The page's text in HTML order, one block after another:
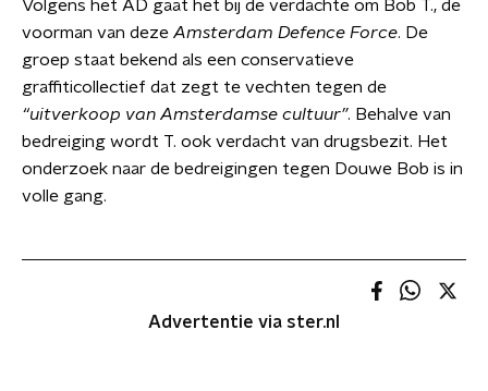
Volgens het AD gaat het bij de verdachte om Bob T., de
voorman van deze Amsterdam Defence Force. De
groep staat bekend als een conservatieve
graffiticollectief dat zegt te vechten tegen de
“uitverkoop van Amsterdamse cultuur”. Behalve van
bedreiging wordt T. ook verdacht van drugsbezit. Het
onderzoek naar de bedreigingen tegen Douwe Bob is in
volle gang.
Advertentie via ster.nl